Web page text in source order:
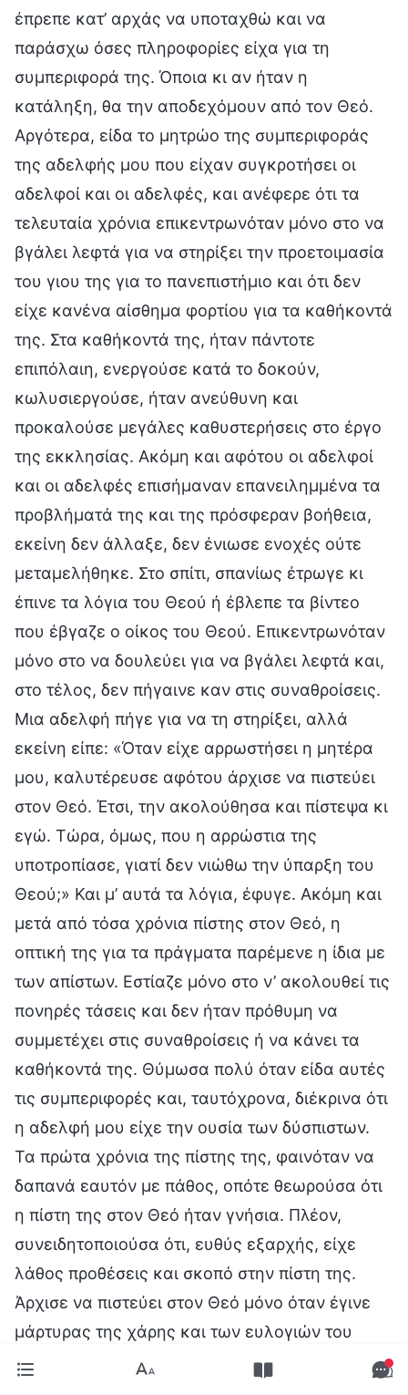
έπρεπε κατ’ αρχάς να υποταχθώ και να
παράσχω όσες πληροφορίες είχα για τη
συμπεριφορά της. Όποια κι αν ήταν η
κατάληξη, θα την αποδεχόμουν από τον Θεό.
Αργότερα, είδα το μητρώο της συμπεριφοράς
της αδελφής μου που είχαν συγκροτήσει οι
αδελφοί και οι αδελφές, και ανέφερε ότι τα
τελευταία χρόνια επικεντρωνόταν μόνο στο να
βγάλει λεφτά για να στηρίξει την προετοιμασία
του γιου της για το πανεπιστήμιο και ότι δεν
είχε κανένα αίσθημα φορτίου για τα καθήκοντά
της. Στα καθήκοντά της, ήταν πάντοτε
επιπόλαιη, ενεργούσε κατά το δοκούν,
κωλυσιεργούσε, ήταν ανεύθυνη και
προκαλούσε μεγάλες καθυστερήσεις στο έργο
της εκκλησίας. Ακόμη και αφότου οι αδελφοί
και οι αδελφές επισήμαναν επανειλημμένα τα
προβλήματά της και της πρόσφεραν βοήθεια,
εκείνη δεν άλλαξε, δεν ένιωσε ενοχές ούτε
μεταμελήθηκε. Στο σπίτι, σπανίως έτρωγε κι
έπινε τα λόγια του Θεού ή έβλεπε τα βίντεο
που έβγαζε ο οίκος του Θεού. Επικεντρωνόταν
μόνο στο να δουλεύει για να βγάλει λεφτά και,
στο τέλος, δεν πήγαινε καν στις συναθροίσεις.
Μια αδελφή πήγε για να τη στηρίξει, αλλά
εκείνη είπε: «Όταν είχε αρρωστήσει η μητέρα
μου, καλυτέρευσε αφότου άρχισε να πιστεύει
στον Θεό. Έτσι, την ακολούθησα και πίστεψα κι
εγώ. Τώρα, όμως, που η αρρώστια της
υποτροπίασε, γιατί δεν νιώθω την ύπαρξη του
Θεού;» Και μ’ αυτά τα λόγια, έφυγε. Ακόμη και
μετά από τόσα χρόνια πίστης στον Θεό, η
οπτική της για τα πράγματα παρέμενε η ίδια με
των απίστων. Εστίαζε μόνο στο ν’ ακολουθεί τις
πονηρές τάσεις και δεν ήταν πρόθυμη να
συμμετέχει στις συναθροίσεις ή να κάνει τα
καθήκοντά της. Θύμωσα πολύ όταν είδα αυτές
τις συμπεριφορές και, ταυτόχρονα, διέκρινα ότι
η αδελφή μου είχε την ουσία των δύσπιστων.
Τα πρώτα χρόνια της πίστης της, φαινόταν να
δαπανά εαυτόν με πάθος, οπότε θεωρούσα ότι
η πίστη της στον Θεό ήταν γνήσια. Πλέον,
συνειδητοποιούσα ότι, ευθύς εξαρχής, είχε
λάθος προθέσεις και σκοπό στην πίστη της.
Άρχισε να πιστεύει στον Θεό μόνο όταν έγινε
μάρτυρας της χάρης και των ευλογιών του
Θεού, βλέποντας τη θαυματουργή ανάρρωση